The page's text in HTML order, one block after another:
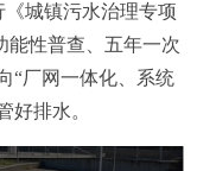
《城镇污水治理专项
能性普查、五年一次
“厂网一体化、系统
好排水。